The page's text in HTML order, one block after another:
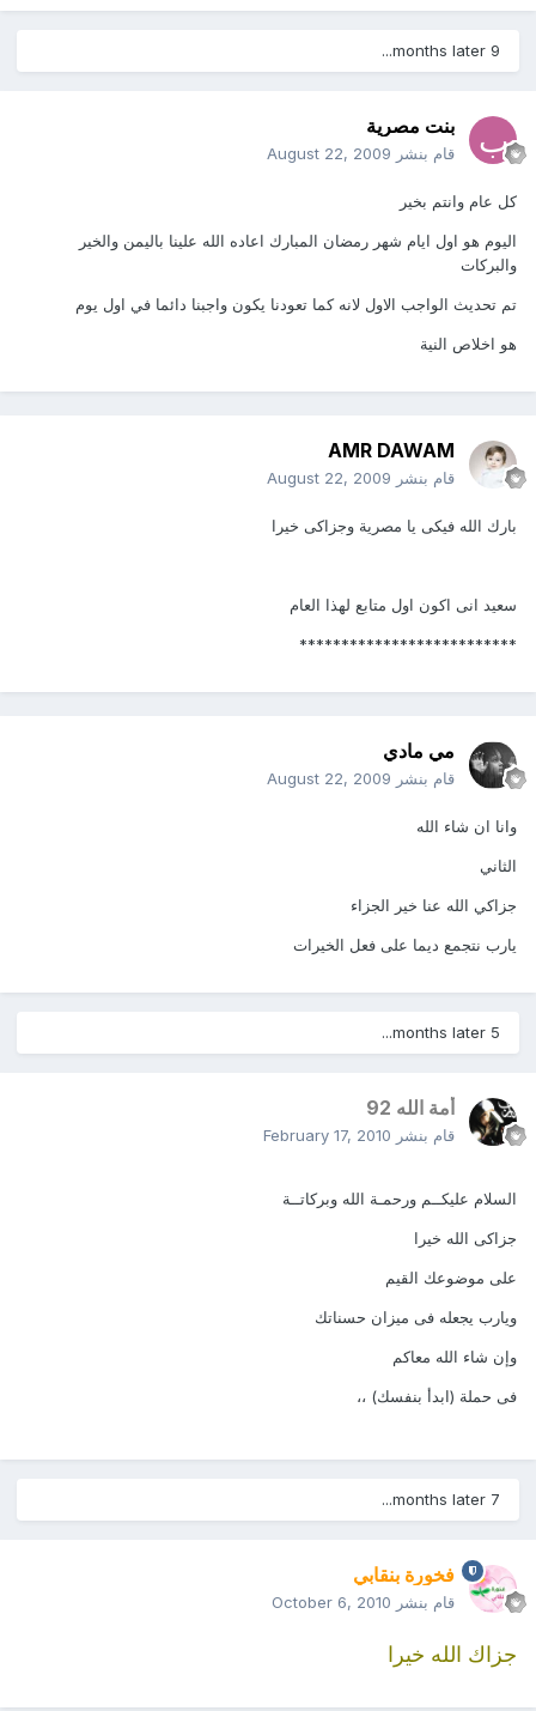
9 months later...
بنت مصرية
قام بنشر August 22, 2009
كل عام وانتم بخير
اليوم هو اول ايام شهر رمضان المبارك اعاده الله علينا باليمن والخير
والبركات
تم تحديث الواجب الاول لانه كما تعودنا يكون واجبنا دائما في اول يوم
هو اخلاص النية
AMR DAWAM
قام بنشر August 22, 2009
بارك الله فيكى يا مصرية وجزاكى خيرا
سعيد انى اكون اول متابع لهذا العام
**************************
مي مادي
قام بنشر August 22, 2009
وانا ان شاء الله
الثاني
جزاكي الله عنا خير الجزاء
يارب نتجمع ديما على فعل الخيرات
5 months later...
أمة الله 92
قام بنشر February 17, 2010
السلام عليكــم ورحمـة الله وبركاتــة
جزاكى الله خيرا
على موضوعك القيم
ويارب يجعله فى ميزان حسناتك
وإن شاء الله معاكم
فى حملة (ابدأ بنفسك) ،،
7 months later...
فخورة بنقابي
قام بنشر October 6, 2010
جزاك الله خيرا